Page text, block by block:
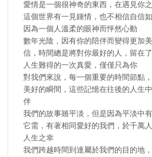
愛情是一個很神奇的東西，在遇見你
這個世界有一見鍾情，也不相信自信
因為一個人溫柔的眼神而怦然心動
數年光陰，因有你的陪伴而變得更加
信，時間總是將對你最好的人，留在
人生難得的一次真愛，僅僅只為你
對我們來說，每一個重要的時間節點
美好的瞬間，這些記憶在往後的人生
伴
我們的故事雖平淡，但是因為平淡中
它需，有著相同愛好的我們，於千萬
人生之幸
我們跨越時間到達屬於我們的目的地